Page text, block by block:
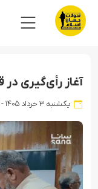
آغاز رأی‌گیری
یکشنبه ۳ خرداد ۱۴۰۵ - ۱۹:۲۸